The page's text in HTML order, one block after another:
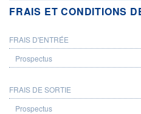
FRAIS ET CONDITIONS
PROSPECTUS
FRAIS D'ENTRÉE
FRAIS DE SORTIE